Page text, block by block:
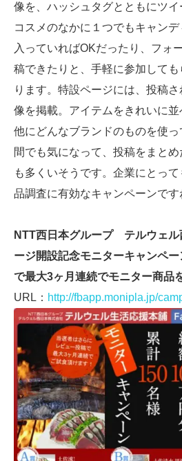
像を、ハッシュタグとともにツイ
コスメのなかに１つでもキャン
入っていればOKだったり、フォ
稿できたりと、手軽に参加して
ります。特設ページには、投稿
像を掲載。アイテムをきれいに並
他にどんなブランドのものを使
間でも気になって、投稿をまと
も多くいそうです。企業にとっ
品調査に有効なキャンペーンです
NTT西日本グループ テルウェ
ージ開設記念モニターキャンペ
で最大3ヶ月連続でモニター商品
URL： http://fbapp.monipla.jp/